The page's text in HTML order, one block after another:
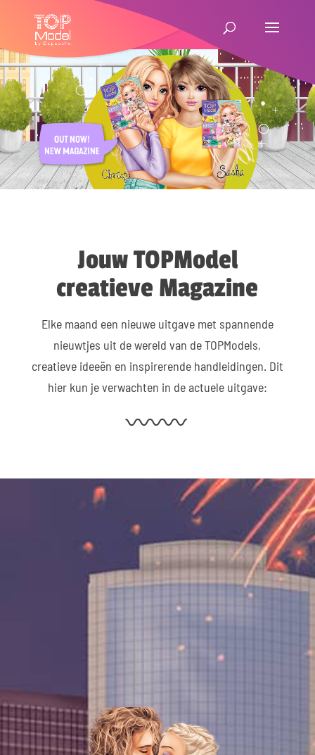
Jouw TOPModel
creatieve Magazine
Elke maand een nieuwe uitgave met spannende
nieuwtjes uit de wereld van de TOPModels,
creatieve ideeën en inspirerende handleidingen. Dit
hier kun je verwachten in de actuele uitgave: